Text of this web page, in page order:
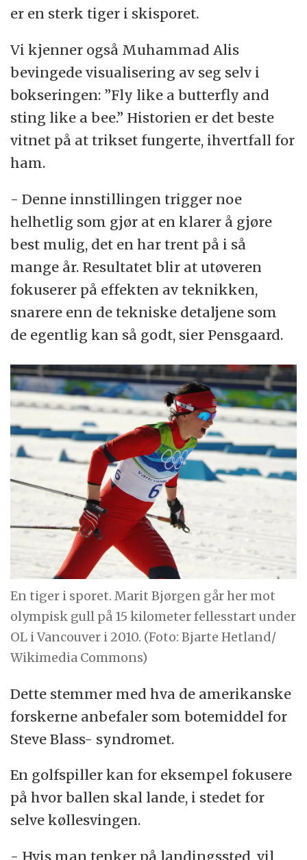
er en sterk tiger i skisporet.
Vi kjenner også Muhammad Alis
bevingede visualisering av seg selv i
bokseringen: ”Fly like a butterfly and
sting like a bee.” Historien er det beste
vitnet på at trikset fungerte, ihvertfall for
ham.
- Denne innstillingen trigger noe
helhetlig som gjør at en klarer å gjøre
best mulig, det en har trent på i så
mange år. Resultatet blir at utøveren
fokuserer på effekten av teknikken,
snarere enn de tekniske detaljene som
de egentlig kan så godt, sier Pensgaard.
En tiger i sporet. Marit Bjørgen går her mot
olympisk gull på 15 kilometer fellesstart under
OL i Vancouver i 2010. (Foto: Bjarte Hetland/
Wikimedia Commons)
Dette stemmer med hva de amerikanske
forskerne anbefaler som botemiddel for
Steve Blass- syndromet.
En golfspiller kan for eksempel fokusere
på hvor ballen skal lande, i stedet for
selve køllesvingen.
- Hvis man tenker på landingssted, vil